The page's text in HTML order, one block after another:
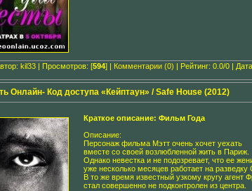
kil33 | Просмотров: [594] | Комментарии (0) | Рейтинг: 0.0/0 |
Онлайн- Код доступа «Кейптаун» / Safe House (2012)
Краткое описание: Фильм Года
Описание:
Персонаж фильма Мэтт очень хочет уехать
вместе со своей возлюбленной жить в Париж.
Однако невестка и не подозревает, что ее
уже несколько месяцев работает на разведку
В то же время известный узкому кругу агент
стал совершенно не подконтролен из центра.